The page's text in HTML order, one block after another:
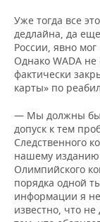
Уже тогда все
дедлайна, да
России, явно
Однако WADA
фактически
карты» по
— Мы должны
допуск к тем
Следственного
нашему изданию
Олимпийского
порядка одной
информации я
известно, что не